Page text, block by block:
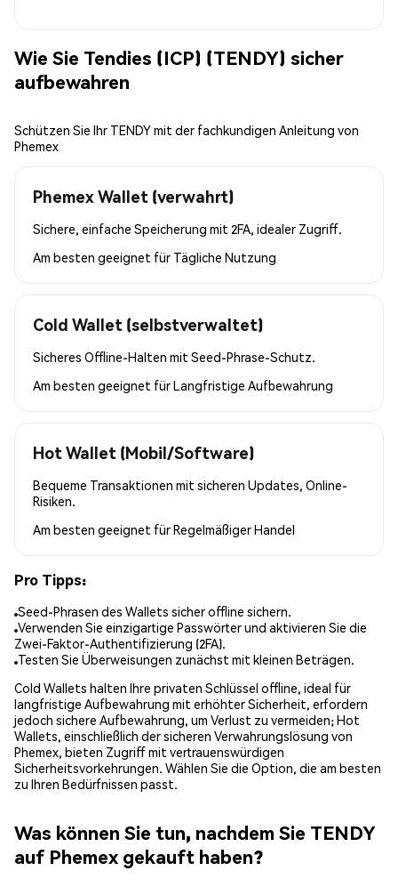
Wie Sie Tendies (ICP) (TENDY) sicher
aufbewahren
Schützen Sie Ihr TENDY mit der fachkundigen Anleitung von
Phemex
Phemex Wallet (verwahrt)
Sichere, einfache Speicherung mit 2FA, idealer Zugriff.
Am besten geeignet für Tägliche Nutzung
Cold Wallet (selbstverwaltet)
Sicheres Offline-Halten mit Seed-Phrase-Schutz.
Am besten geeignet fürLangfristige Aufbewahrung
Hot Wallet (Mobil/Software)
Bequeme Transaktionen mit sicheren Updates, Online-
Risiken.
Am besten geeignet fürRegelmäßiger Handel
Pro Tipps:
Seed-Phrasen des Wallets sicher offline sichern.
Verwenden Sie einzigartige Passwörter und aktivieren Sie die
Zwei-Faktor-Authentifizierung (2FA).
Testen Sie Überweisungen zunächst mit kleinen Beträgen.
Cold Wallets halten Ihre privaten Schlüssel offline, ideal für
langfristige Aufbewahrung mit erhöhter Sicherheit, erfordern
jedoch sichere Aufbewahrung, um Verlust zu vermeiden; Hot
Wallets, einschließlich der sicheren Verwahrungslösung von
Phemex, bieten Zugriff mit vertrauenswürdigen
Sicherheitsvorkehrungen. Wählen Sie die Option, die am besten
zu Ihren Bedürfnissen passt.
Was können Sie tun, nachdem Sie TENDY
auf Phemex gekauft haben?